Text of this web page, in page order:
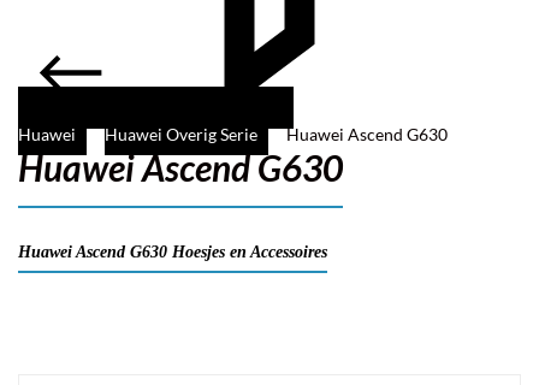
Huawei Huawei Overig Serie Huawei Ascend G630
Huawei Ascend G630
Huawei Ascend G630 Hoesjes en Accessoires